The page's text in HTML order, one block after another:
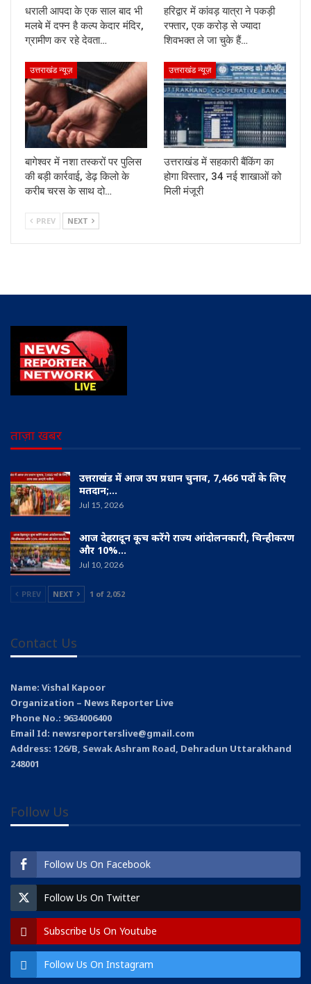
धराली आपदा के एक साल बाद भी
मलबे में दफ्न है कल्प केदार मंदिर,
ग्रामीण कर रहे देवता…
हरिद्वार में कांवड़ यात्रा ने पकड़ी
रफ्तार, एक करोड़ से ज्यादा
शिवभक्त ले जा चुके हैं…
उत्तराखंड न्यूज़
बागेश्वर में नशा तस्करों पर पुलिस
की बड़ी कार्रवाई, डेढ़ किलो के
करीब चरस के साथ दो…
उत्तराखंड न्यूज़
उत्तराखंड में सहकारी बैंकिंग का
होगा विस्तार, 34 नई शाखाओं को
मिली मंजूरी
PREV NEXT
ताज़ा खबर
उत्तराखंड में आज उप प्रधान चुनाव, 7,466 पदों के लिए
मतदान;…
Jul 15, 2026
आज देहरादून कूच करेंगे राज्य आंदोलनकारी, चिन्हीकरण
और 10%…
Jul 10, 2026
PREV NEXT 1 of 2,052
Contact Us
Name: Vishal Kapoor
Organization – News Reporter Live
Phone No.: 9634006400
Email Id: newsreporterslive@gmail.com
Address: 126/B, Sewak Ashram Road, Dehradun Uttarakhand
248001
Follow Us
Follow Us On Facebook
Follow Us On Twitter
Subscribe Us On Youtube
Follow Us On Instagram